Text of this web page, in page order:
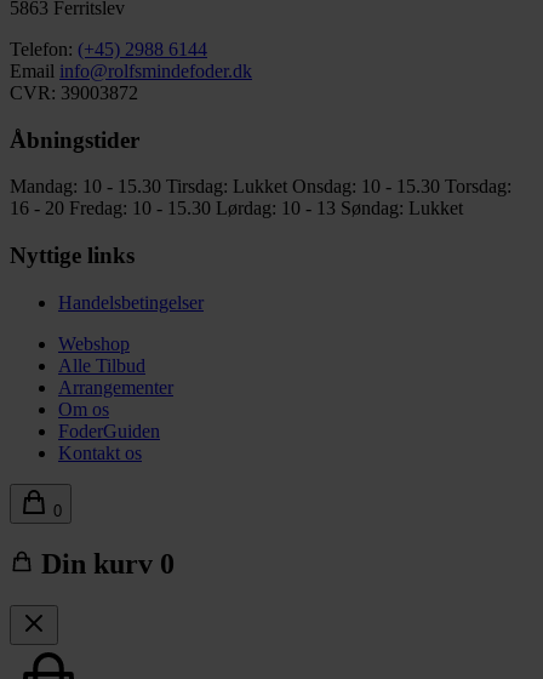
5863 Ferritslev
Telefon: (+45) 2988 6144
Email info@rolfsmindefoder.dk
CVR: 39003872
Åbningstider
Mandag: 10 - 15.30 Tirsdag: Lukket Onsdag: 10 - 15.30 Torsdag:
16 - 20 Fredag: 10 - 15.30 Lørdag: 10 - 13 Søndag: Lukket
Nyttige links
Handelsbetingelser
Webshop
Alle Tilbud
Arrangementer
Om os
FoderGuiden
Kontakt os
0
Din kurv 0